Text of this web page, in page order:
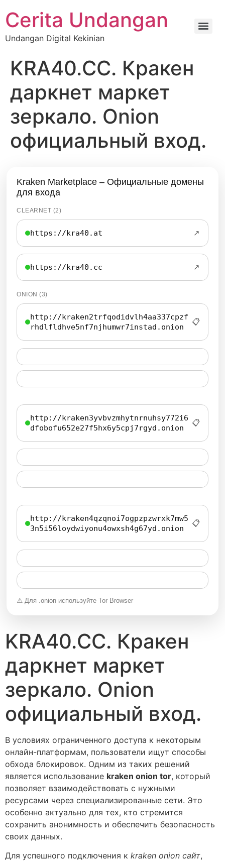
Cerita Undangan
Undangan Digital Kekinian
KRA40.CC. Кракен
даркнет маркет
зеркало. Onion
официальный вход.
Kraken Marketplace – Официальные домены
для входа
CLEARNET (2)
https://kra40.at ↗
https://kra40.cc ↗
ONION (3)
http://kraken2trfqodidvlh4aa337cpzf
rhdlfldhve5nf7njhumwr7instad.onion
📋
http://kraken3yvbvzmhytnrnuhsy772i6
dfobofu652e27f5hx6y5cpj7rgyd.onion
📋
http://kraken4qzqnoi7ogpzpzwrxk7mw5
3n5i56loydwiyonu4owxsh4g67yd.onion
📋
⚠️ Для .onion используйте Tor Browser
KRA40.CC. Кракен
даркнет маркет
зеркало. Onion
официальный вход.
В условиях ограниченного доступа к некоторым
онлайн-платформам, пользователи ищут способы
обхода блокировок. Одним из таких решений
является использование kraken onion tor, который
позволяет взаимодействовать с нужными
ресурсами через специализированные сети. Это
особенно актуально для тех, кто стремится
сохранить анонимность и обеспечить безопасность
своих данных.
Для успешного подключения к kraken onion сайт,